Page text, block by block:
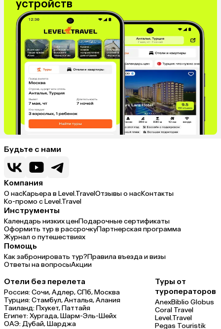
устройств
Будьте с нами
Компания
О насКарьера в Level.TravelОтзывы о насКонтакты
Ко-промо с Level.Travel
Инструменты
Календарь низких ценПодарочные сертификаты
Оформить тур в рассрочкуПартнерская программа
Журнал о путешествиях
Помощь
Как забронировать тур?Правила въезда и визы
Ответы на вопросыАкции
Отели без перелета
Россия:Сочи,Адлер,СПб,Москва
Турция:Стамбул,Анталья,Алания
Таиланд:Пхукет,Паттайя
Египет:Хургада,Шарм-Эль-Шейх
ОАЭ:Дубай,Шарджа
Туры от
туроператоров
AnexBiblio Globus
Coral Travel
Level.Travel
Pegas Touristik